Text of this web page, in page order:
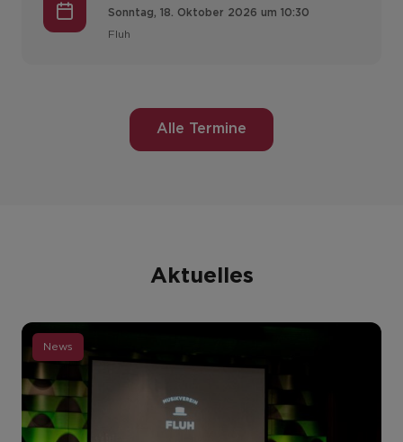
Sonntag, 18. Oktober 2026 um 10:30
Fluh
Alle Termine
Aktuelles
News